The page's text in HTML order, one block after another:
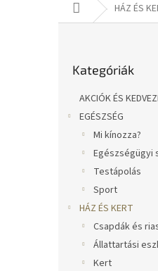
KezdőlapHÁZ ÉS
átugrása
Kategóriák
AKCIÓK ÉS
EGÉSZSÉG
Mi kínozza?
Egészségügyi
Testápolás
Sport
HÁZ ÉS KERT
Csapdák és
Állattartási
Kert